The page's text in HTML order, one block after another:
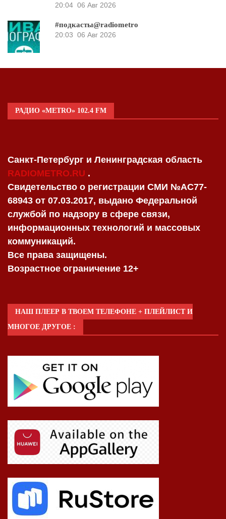
20:04 06 Авг 2026
#подкасты@radiometro
20:03 06 Авг 2026
РАДИО «METRO» 102.4 FM
Санкт-Петербург и Ленинградская область
RADIOMETRO.RU .
Свидетельство о регистрации СМИ №AC77-
68943 от 07.03.2017, выдано Федеральной
службой по надзору в сфере связи,
информационных технологий и массовых
коммуникаций.
Все права защищены.
Возрастное ограничение 12+
НАШ ПЛЕЕР В ТВОЕМ ТЕЛЕФОНЕ + ПЛЕЙЛИСТ И
МНОГОЕ ДРУГОЕ :